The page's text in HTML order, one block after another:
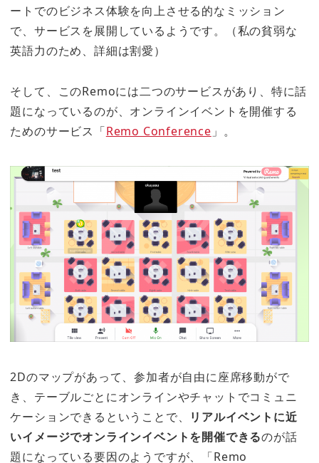
ートでのビジネス体験を向上させる的なミッション
で、サービスを展開しているようです。（私の貧弱な
英語力のため、詳細は割愛）
そして、このRemoには二つのサービスがあり、特に話
題になっているのが、オンラインイベントを開催する
ためのサービス「Remo Conference 」。
2Dのマップがあって、参加者が自由に座席移動がで
き、テーブルごとにオンラインやチャットでコミュニ
ケーションできるということで、
リアルイベントに近
いイメージでオンラインイベントを開催できるのが話
題になっている要因のようですが、「Remo